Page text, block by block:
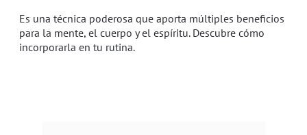
Es una técnica poderosa que aporta múltiples beneficios
para la mente, el cuerpo y el espíritu. Descubre cómo
incorporarla en tu rutina.